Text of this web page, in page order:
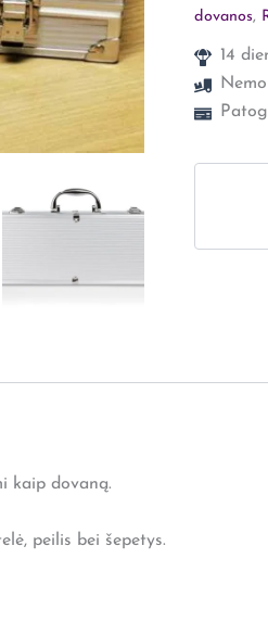
dovanos,
14
kaip dovaną.
peilis bei šepetys.